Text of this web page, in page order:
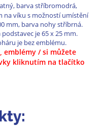
barva stříbromodrá,
na víku s možností umístění
mm, barva nohy stříbrná.
je 65 x 25 mm.
je bez emblému.
/ si můžete
kliknutím na tlačítko